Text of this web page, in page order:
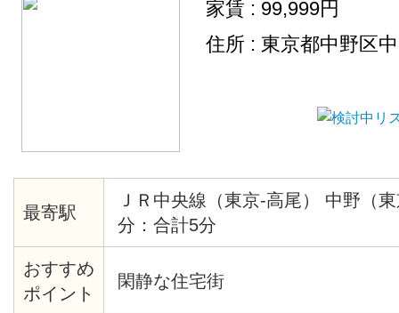
家賃 : 99,999円
住所 : 東京都中野区
最寄駅
ＪＲ中央線（東京-高尾） 中野（
分：合計5分
おすすめ
ポイント
閑静な住宅街